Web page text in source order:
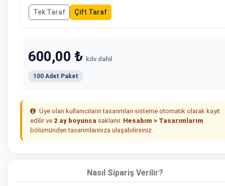
Tek Taraf Çift Taraf
600,00 ₺ kdv dahil
100 Adet Paket
Üye olan kullanıcıların tasarımları sisteme otomatik olarak kayıt
edilir ve 2 ay boyunca saklanır. Hesabım > Tasarımlarım
bölümünden tasarımlarınıza ulaşabilirsiniz.
Nasıl Sipariş Verilir?